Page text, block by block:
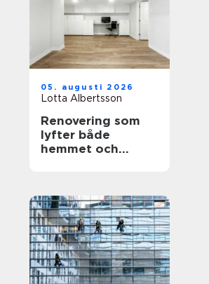
05. augusti 2026
Lotta Albertsson
Renovering som
lyfter både
hemmet och